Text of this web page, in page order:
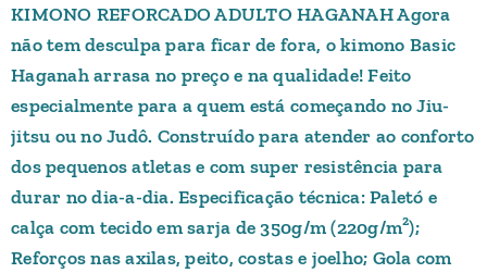
KIMONO REFORCADO ADULTO HAGANAH Agora
não tem desculpa para ficar de fora, o kimono Basic
Haganah arrasa no preço e na qualidade! Feito
especialmente para a quem está começando no Jiu-
jitsu ou no Judô. Construído para atender ao conforto
dos pequenos atletas e com super resistência para
durar no dia-a-dia. Especificação técnica: Paletó e
calça com tecido em sarja de 350g/m (220g/m²);
Reforços nas axilas, peito, costas e joelho; Gola com